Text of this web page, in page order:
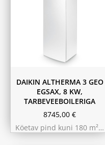
DAIKIN ALTHERMA 3 GEO
EGSAX, 8 KW,
TARBEVEEBOILERIGA
8745,00 €
Köetav pind kuni 180 m²…